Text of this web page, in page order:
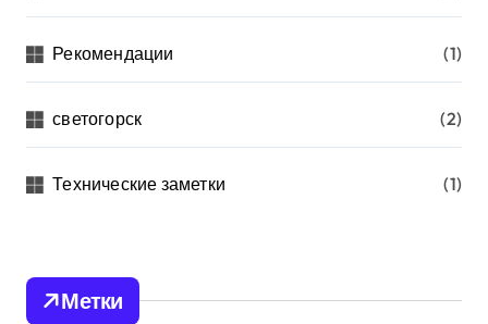
Рекомендации (1)
светогорск (2)
Технические заметки (1)
Метки